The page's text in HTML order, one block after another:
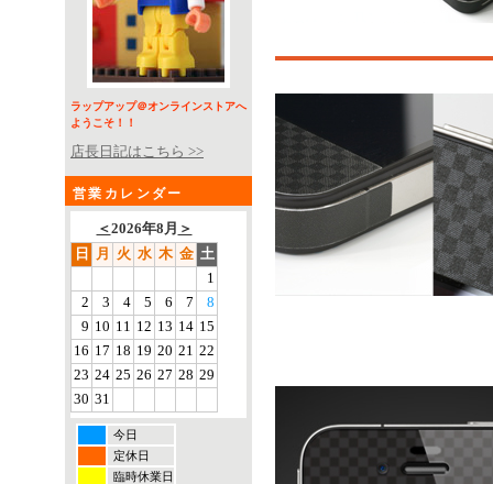
ラップアップ＠オンラインストアへ
ようこそ！！
店長日記はこちら >>
営業カレンダー
＜2026年8月 ＞
日
月 火 水 木 金 土
1
2
3 4 5 6 7
8
9 10 11 12 13 14 15
16 17 18 19 20 21 22
23 24 25 26 27 28 29
30 31
今日
定休日
臨時休業日